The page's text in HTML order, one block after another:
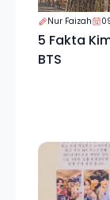
Nur Faizah
5 Fakta
BTS